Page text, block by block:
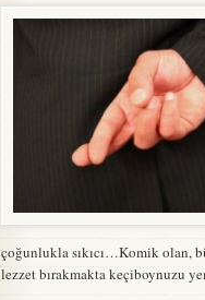
çoğunlukla sıkıcı…Komik olan,
lezzet bırakmakta keçiboynuzu